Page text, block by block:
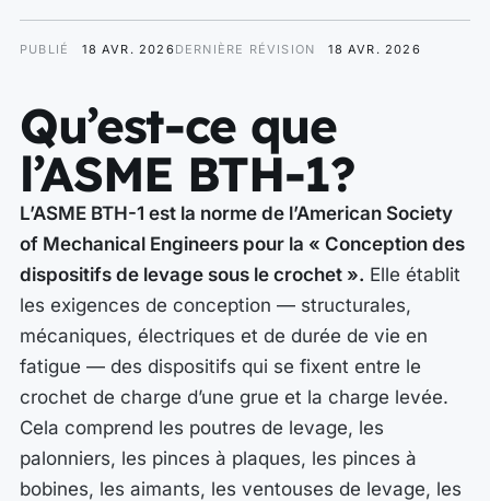
PUBLIÉ 18 AVR. 2026DERNIÈRE RÉVISION 18 AVR. 2026
Qu’est-ce que
l’ASME BTH-1?
L’ASME BTH-1 est la norme de l’American Society
of Mechanical Engineers pour la « Conception des
dispositifs de levage sous le crochet ». Elle établit
les exigences de conception — structurales,
mécaniques, électriques et de durée de vie en
fatigue — des dispositifs qui se fixent entre le
crochet de charge d’une grue et la charge levée.
Cela comprend les poutres de levage, les
palonniers, les pinces à plaques, les pinces à
bobines, les aimants, les ventouses de levage, les